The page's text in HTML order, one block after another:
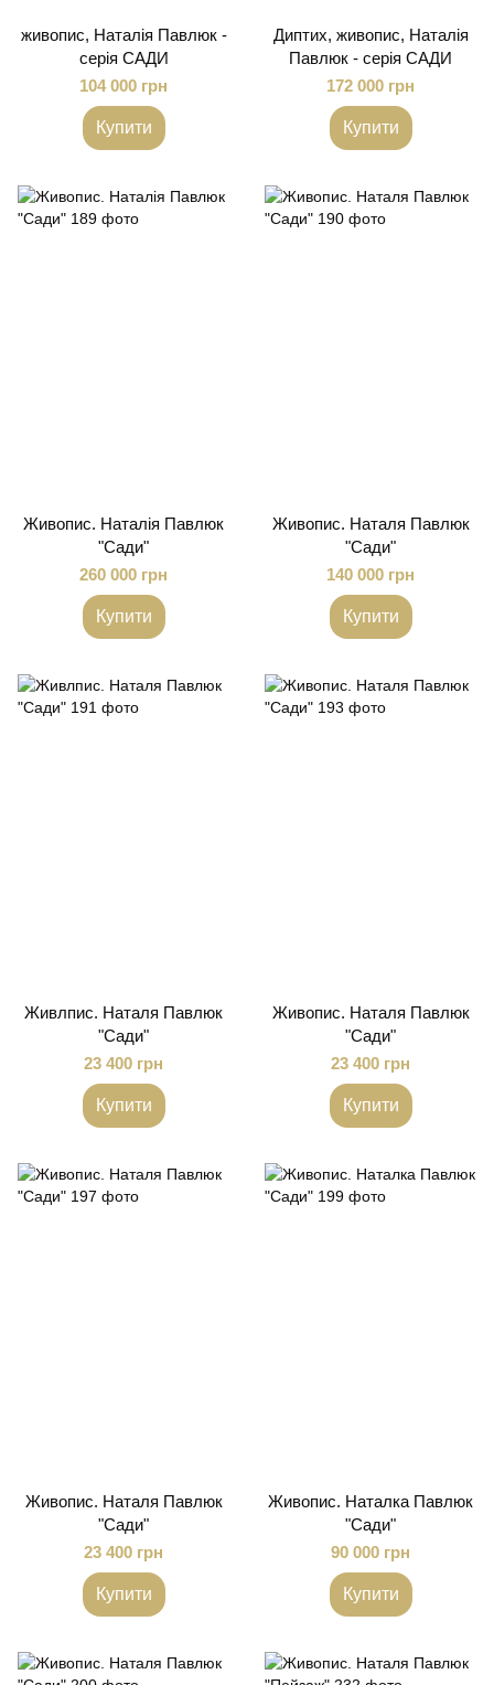
живопис, Наталія Павлюк -
серія САДИ
104 000 грн
Купити
Диптих, живопис, Наталія
Павлюк - серія САДИ
172 000 грн
Купити
Живопис. Наталія Павлюк
"Сади"
260 000 грн
Купити
Живопис. Наталя Павлюк
"Сади"
140 000 грн
Купити
Живлпис. Наталя Павлюк
"Сади"
23 400 грн
Купити
Живопис. Наталя Павлюк
"Сади"
23 400 грн
Купити
Живопис. Наталя Павлюк
"Сади"
23 400 грн
Купити
Живопис. Наталка Павлюк
"Сади"
90 000 грн
Купити